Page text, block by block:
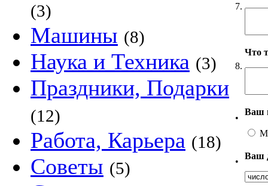
(3)
Машины (8)
Наука и Техника (3)
Праздники, Подарки
(12)
Работа, Карьера (18)
Советы (5)
7.
8.
Что
•
Ваш
•
Ваш